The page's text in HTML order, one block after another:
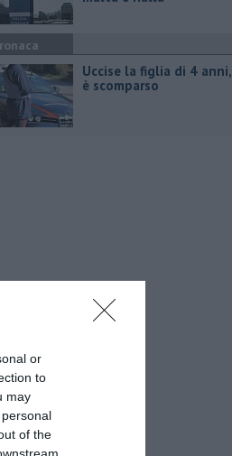
or
to
may
of the
Uccise la figlia di 4 anni,
è scomparso